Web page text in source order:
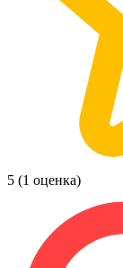
5 (1 оценка)